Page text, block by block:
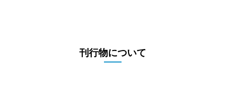
刊行物について